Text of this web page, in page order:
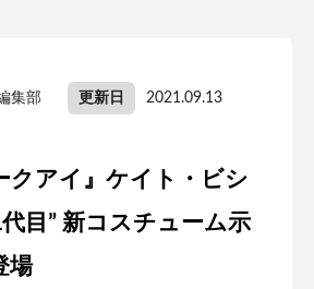
集部 更新日 2021.09.13
クアイ』ケイト・ビシ
目” 新コスチューム示
場